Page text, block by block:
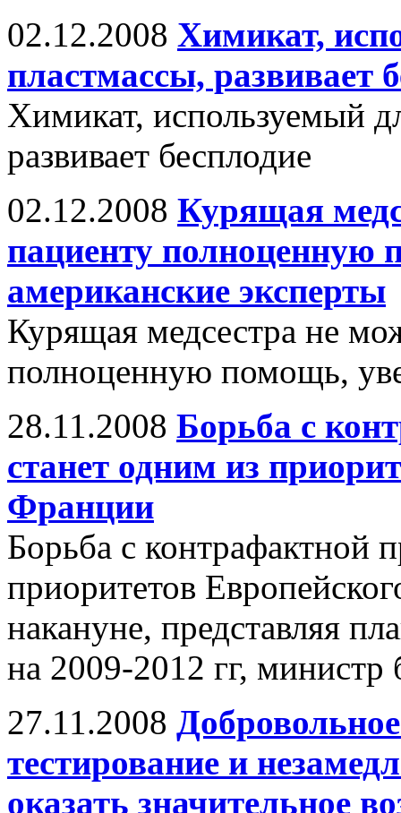
02.12.2008 Химикат,
пластмассы, развивает
Химикат, используемый
развивает бесплодие
02.12.2008 Курящая
пациенту полноценную
американские эксперты
Курящая медсестра не
полноценную помощь,
28.11.2008 Борьба с
станет одним из
Франции
Борьба с контрафактной
приоритетов
накануне, представляя
на 2009-2012 гг,
27.11.2008
тестирование и
оказать значительное